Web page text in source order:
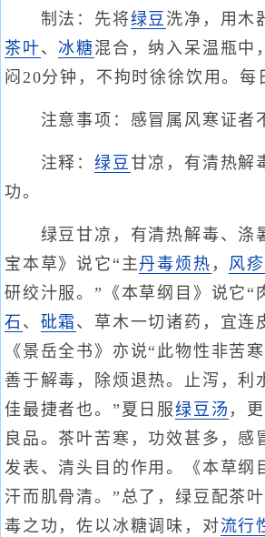
制法：先将绿豆 洗净，用木
茶叶、 冰糖混合，纳入呆温瓶中
闷20分钟，不拘时徐徐饮用。每
注意事项：感冒属风寒证者
注释： 绿豆甘凉，有清热解
功。
绿豆甘凉，有清热解毒、涤
宝本草》说它“主丹毒烦热 ， 风疹
研绞汁服。”《本草纲目》说它“
石 、 砒霜 、草木一切诸药，宜连
《景岳全书》亦说“此物性非苦
善于解毒，除烦退热。止泻，利
佳最捷者也。”夏日服绿豆汤 ，
良品。茶叶苦寒，功效甚多，感
发表、清头目的作用。《本草纲
汗而肌骨清。”总了，绿豆配茶
毒之功，佐以冰糖调味，对流行